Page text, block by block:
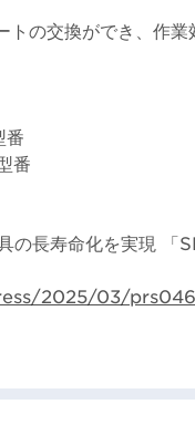
の交換ができ、作業
番
番
長寿命化を実現 「
2025/03/prs046